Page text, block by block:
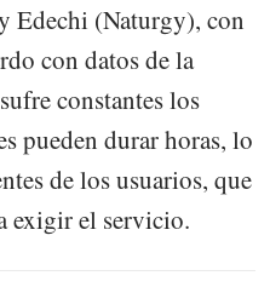
Edechi (Naturgy), con
con datos de la
constantes los
pueden durar horas, lo
de los usuarios, que
exigir el servicio.